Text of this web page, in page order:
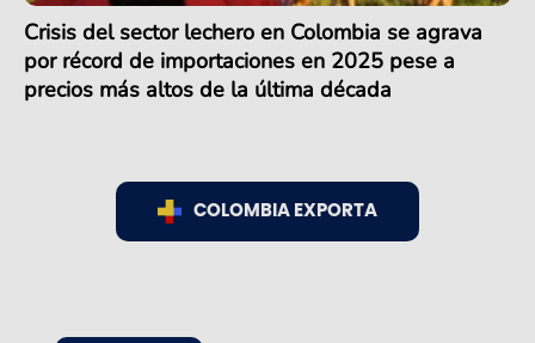
Crisis del sector lechero en Colombia se agrava
por récord de importaciones en 2025 pese a
precios más altos de la última década
COLOMBIA EXPORTA